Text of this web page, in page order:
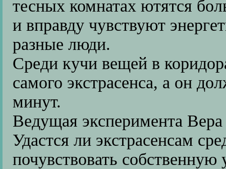
тесных комнатах ютятся
и вправду чувствуют
разные люди.
Среди кучи вещей в
самого экстрасенса, а он
минут.
Ведущая эксперимента
Удастся ли экстрасенсам
почувствовать